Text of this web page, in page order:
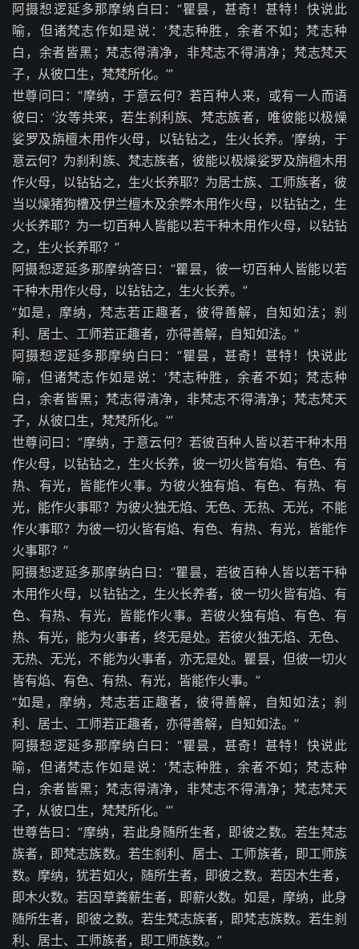
阿摄惒逻延多那摩纳白曰：“瞿昙，甚奇！甚特！快说此
喻，但诸梵志作如是说：‘梵志种胜，余者不如；梵志种
白，余者皆黑；梵志得清净，非梵志不得清净；梵志梵天
子，从彼口生，梵梵所化。’”
世尊问曰：“摩纳，于意云何？若百种人来，或有一人而语
彼曰：‘汝等共来，若生刹利族、梵志族者，唯彼能以极燥
娑罗及旃檀木用作火母，以钻钻之，生火长养。’摩纳，于
意云何？为刹利族、梵志族者，彼能以极燥娑罗及旃檀木用
作火母，以钻钻之，生火长养耶？为居士族、工师族者，彼
当以燥猪狗槽及伊兰檀木及余弊木用作火母，以钻钻之，生
火长养耶？为一切百种人皆能以若干种木用作火母，以钻钻
之，生火长养耶？”
阿摄惒逻延多那摩纳答曰：“瞿昙，彼一切百种人皆能以若
干种木用作火母，以钻钻之，生火长养。”
“如是，摩纳，梵志若正趣者，彼得善解，自知如法；刹
利、居士、工师若正趣者，亦得善解，自知如法。”
阿摄惒逻延多那摩纳白曰：“瞿昙，甚奇！甚特！快说此
喻，但诸梵志作如是说：‘梵志种胜，余者不如；梵志种
白，余者皆黑；梵志得清净，非梵志不得清净；梵志梵天
子，从彼口生，梵梵所化。’”
世尊问曰：“摩纳，于意云何？若彼百种人皆以若干种木用
作火母，以钻钻之，生火长养，彼一切火皆有焰、有色、有
热、有光，皆能作火事。为彼火独有焰、有色、有热、有
光，能作火事耶？为彼火独无焰、无色、无热、无光，不能
作火事耶？为彼一切火皆有焰、有色、有热、有光，皆能作
火事耶？”
阿摄惒逻延多那摩纳白曰：“瞿昙，若彼百种人皆以若干种
木用作火母，以钻钻之，生火长养者，彼一切火皆有焰、有
色、有热、有光，皆能作火事。若彼火独有焰、有色、有
热、有光，能为火事者，终无是处。若彼火独无焰、无色、
无热、无光，不能为火事者，亦无是处。瞿昙，但彼一切火
皆有焰、有色、有热、有光，皆能作火事。”
“如是，摩纳，梵志若正趣者，彼得善解，自知如法；刹
利、居士、工师若正趣者，亦得善解，自知如法。”
阿摄惒逻延多那摩纳白曰：“瞿昙，甚奇！甚特！快说此
喻，但诸梵志作如是说：‘梵志种胜，余者不如；梵志种
白，余者皆黑；梵志得清净，非梵志不得清净；梵志梵天
子，从彼口生，梵梵所化。’”
世尊告曰：“摩纳，若此身随所生者，即彼之数。若生梵志
族者，即梵志族数。若生刹利、居士、工师族者，即工师族
数。摩纳，犹若如火，随所生者，即彼之数。若因木生者，
即木火数。若因草粪薪生者，即薪火数。如是，摩纳，此身
随所生者，即彼之数。若生梵志族者，即梵志族数。若生刹
利、居士、工师族者，即工师族数。”